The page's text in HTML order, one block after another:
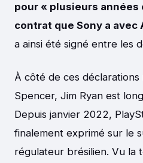
pour « plusieurs années
contrat que Sony a avec
a ainsi été signé entre les
À côté de ces
Spencer, Jim Ryan est
Depuis janvier 2022,
finalement exprimé sur le
régulateur brésilien. Vu la